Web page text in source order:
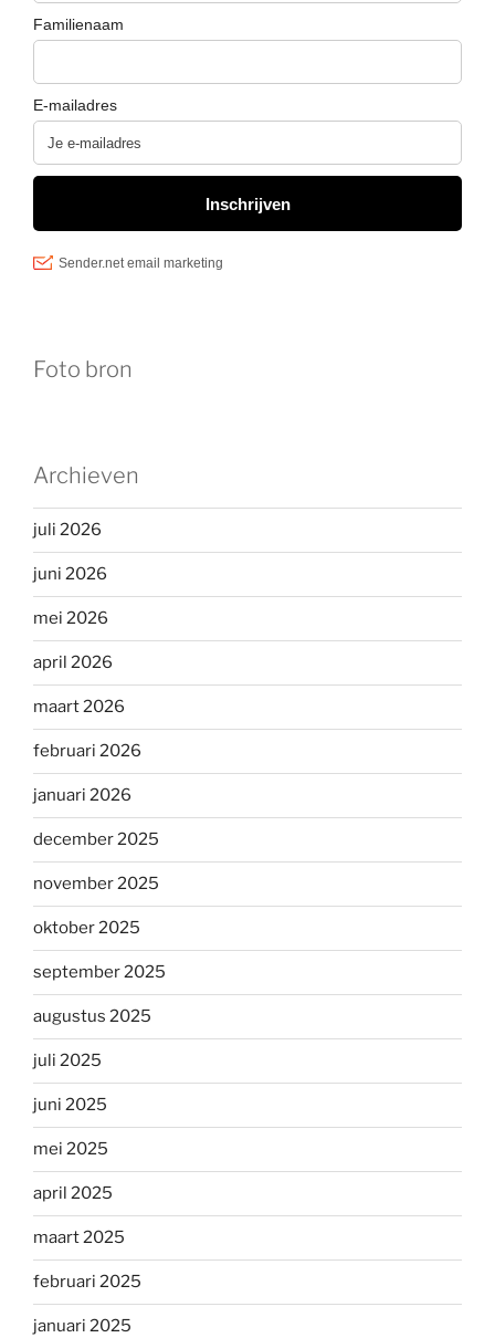
Foto bron
Archieven
juli 2026
juni 2026
mei 2026
april 2026
maart 2026
februari 2026
januari 2026
december 2025
november 2025
oktober 2025
september 2025
augustus 2025
juli 2025
juni 2025
mei 2025
april 2025
maart 2025
februari 2025
januari 2025